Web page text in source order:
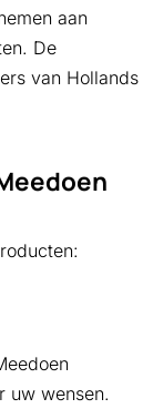
aan
De
van Hollands
uw wensen.